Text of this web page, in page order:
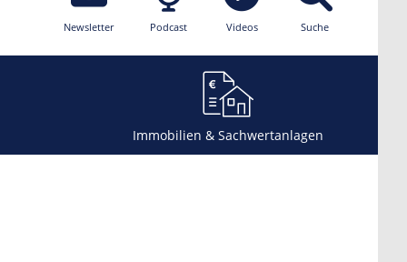
Newsletter Podcast Videos Suche
Immobilien & Sachwertanlagen